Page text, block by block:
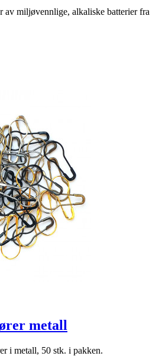
av miljøvennlige, alkaliske batterier fra
metall
i metall, 50 stk. i pakken.